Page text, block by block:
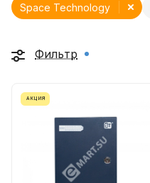
Space Technology
Фильтр
АКЦИЯ